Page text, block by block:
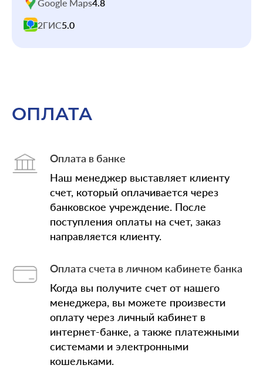
Google Maps4.8
2ГИС5.0
ОПЛАТА
Оплата в банке
Наш менеджер выставляет клиенту
счет, который оплачивается через
банковское учреждение. После
поступления оплаты на счет, заказ
направляется клиенту.
Оплата счета в личном кабинете банка
Когда вы получите счет от нашего
менеджера, вы можете произвести
оплату через личный кабинет в
интернет-банке, а также платежными
системами и электронными
кошельками.